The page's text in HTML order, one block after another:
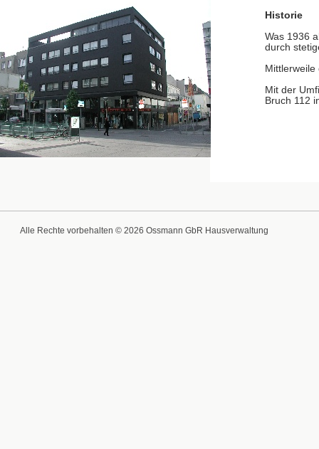
Historie
Was 1936
durch
Mit der
Bruch 112
Alle Rechte vorbehalten © 2026 Ossmann GbR Hausverwaltung